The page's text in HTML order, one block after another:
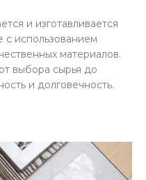
и изготавливается
с использованием
материалов.
выбора сырья до
и долговечность.